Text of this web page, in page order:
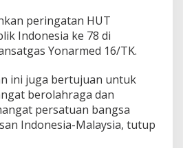
peringatan HUT
Indonesia ke 78 di
Yonarmed 16/TK.
ini juga bertujuan untuk
berolahraga dan
persatuan bangsa
Indonesia-Malaysia, tutup